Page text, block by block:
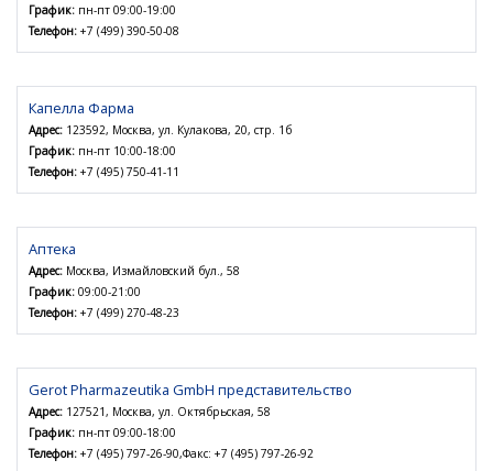
График: пн-пт 09:00-19:00
Телефон: +7 (499) 390-50-08
Капелла Фарма
Адрес: 123592, Москва, ул. Кулакова, 20, стр. 1б
График: пн-пт 10:00-18:00
Телефон: +7 (495) 750-41-11
Аптека
Адрес: Москва, Измайловский бул., 58
График: 09:00-21:00
Телефон: +7 (499) 270-48-23
Gerot Pharmazeutika GmbH представительство
Адрес: 127521, Москва, ул. Октябрьская, 58
График: пн-пт 09:00-18:00
Телефон: +7 (495) 797-26-90,Факс: +7 (495) 797-26-92